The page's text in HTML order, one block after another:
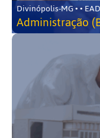
Divinópolis-MG • • EAD
Administração